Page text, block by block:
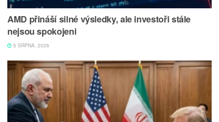
AMD přináší silné výsledky, ale investoři stále
nejsou spokojeni
5 SRPNA, 2026